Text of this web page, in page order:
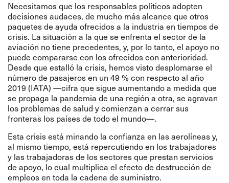
Necesitamos que los responsables políticos adopten
decisiones audaces, de mucho más alcance que otros
paquetes de ayuda ofrecidos a la industria en tiempos de
crisis. La situación a la que se enfrenta el sector de la
aviación no tiene precedentes, y, por lo tanto, el apoyo no
puede compararse con los ofrecidos con anterioridad.
Desde que estalló la crisis, hemos visto desplomarse el
número de pasajeros en un 49 % con respecto al año
2019 (IATA) —cifra que sigue aumentando a medida que
se propaga la pandemia de una región a otra, se agravan
los problemas de salud y comienzan a cerrar sus
fronteras los países de todo el mundo—.
Esta crisis está minando la confianza en las aerolíneas y,
al mismo tiempo, está repercutiendo en los trabajadores
y las trabajadoras de los sectores que prestan servicios
de apoyo, lo cual multiplica el efecto de destrucción de
empleos en toda la cadena de suministro.